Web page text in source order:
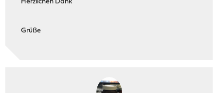
Herzlichen Dank
Grüße